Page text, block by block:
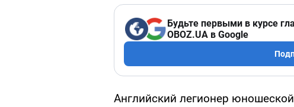
Будьте первыми в курсе
OBOZ.UA в Google
Английский легионер